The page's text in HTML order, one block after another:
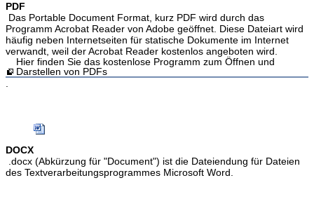
PDF
Das Portable Document Format, kurz PDF wird durch das
Programm Acrobat Reader von Adobe geöffnet. Diese Dateiart wird
häufig neben Internetseiten für statische Dokumente im Internet
verwandt, weil der Acrobat Reader kostenlos angeboten wird.
Hier finden Sie das kostenlose Programm zum Öffnen und
Darstellen von PDFs
.
DOCX
.docx (Abkürzung für "Document") ist die Dateiendung für Dateien
des Textverarbeitungsprogrammes Microsoft Word.